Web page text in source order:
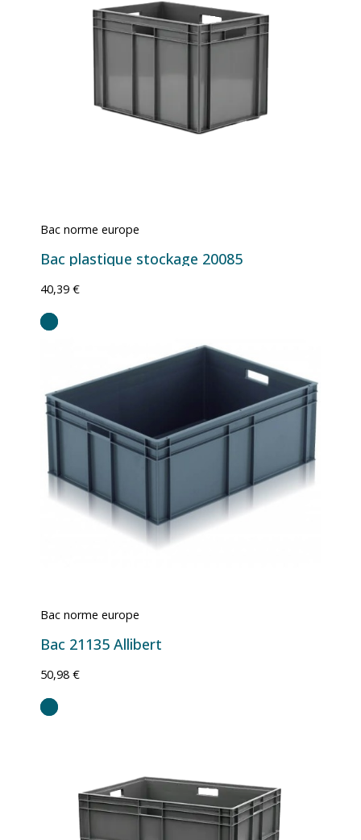
Bac norme europe
Bac plastique stockage 20085
40,39 €
Bac norme europe
Bac 21135 Allibert
50,98 €